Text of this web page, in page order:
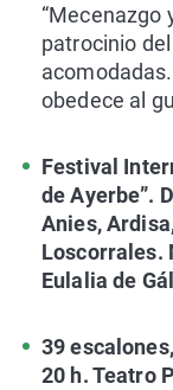
“Mecenazgo
patrocinio
obedece al
Festival
de Ayerbe”.
Anies,
Loscorrales.
Eulalia de
39
20 h. Teatro